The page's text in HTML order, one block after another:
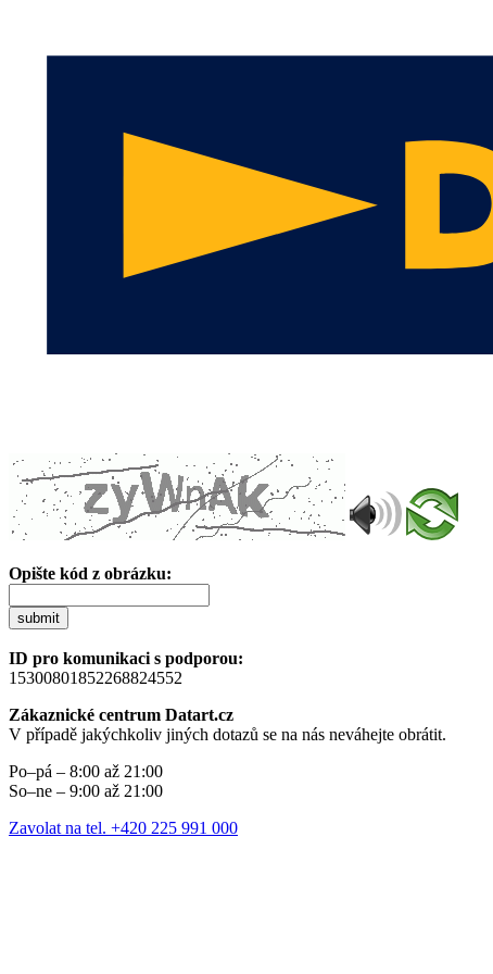
Opište kód z obrázku:
submit
ID pro komunikaci s podporou:
15300801852268824552
Zákaznické centrum Datart.cz
V případě jakýchkoliv jiných dotazů se na nás neváhejte obrátit.
Po–pá – 8:00 až 21:00
So–ne – 9:00 až 21:00
Zavolat na tel. +420 225 991 000